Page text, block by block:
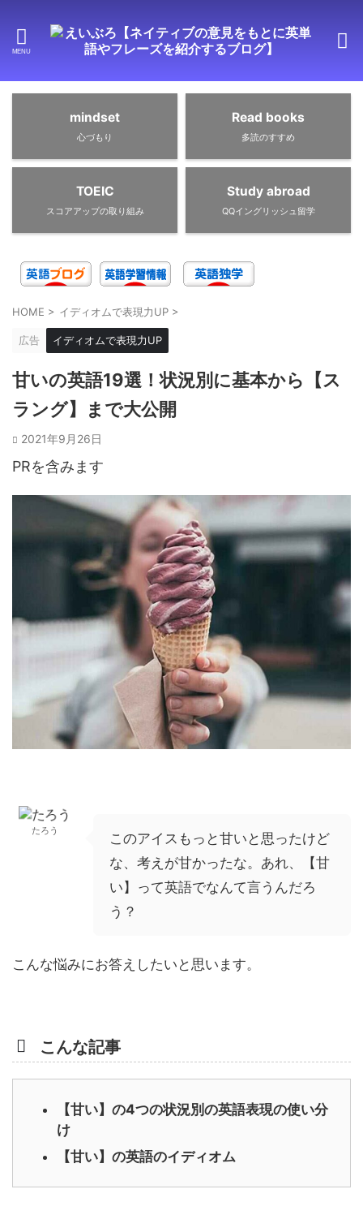
mindset
心づもり
Read books
多読のすすめ
TOEIC
スコアアップの取り組み
Study abroad
QQイングリッシュ留学
HOME > イディオムで表現力UP >
広告 イディオムで表現力UP
甘いの英語19選！状況別に基本から【ス
ラング】まで大公開
2021年9月26日
PRを含みます
たろう
このアイスもっと甘いと思ったけど
な、考えが甘かったな。あれ、【甘
い】って英語でなんて言うんだろ
う？
こんな悩みにお答えしたいと思います。
こんな記事
【甘い】の4つの状況別の英語表現の使い分
け
【甘い】の英語のイディオム